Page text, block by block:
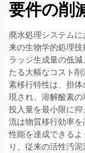
要件の削
廃水処理システム
来の生物学的処理
ラッジ生成量の低
たる大幅なコスト
素移行特性は、担
現され、溶解酸素
投入量を最小限に
流は物質移行効率
性能を達成できる
り、従来の活性汚